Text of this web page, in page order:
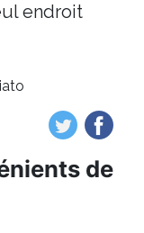
endroit
de